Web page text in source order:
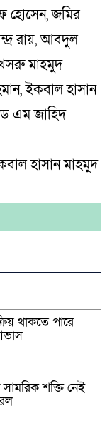
হোসেন, জমির
রায়, আবদুল
মাহমুদ
ইকবাল হাসান
এম জাহিদ
হাসান মাহমুদ
থাকতে পারে
সামরিক শক্তি নেই